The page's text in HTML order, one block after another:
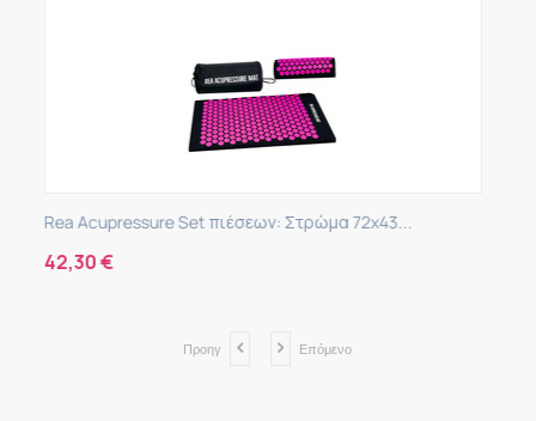
72x43... Rea Acupressure Στρώμα πιέσεων
Προηγ Επόμενο